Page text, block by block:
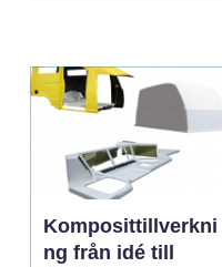
Komposittillverkni
ng från idé till